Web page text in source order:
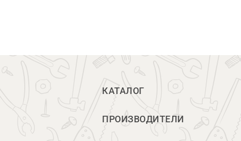
КАТАЛОГ
ПРОИЗВОДИТЕЛИ